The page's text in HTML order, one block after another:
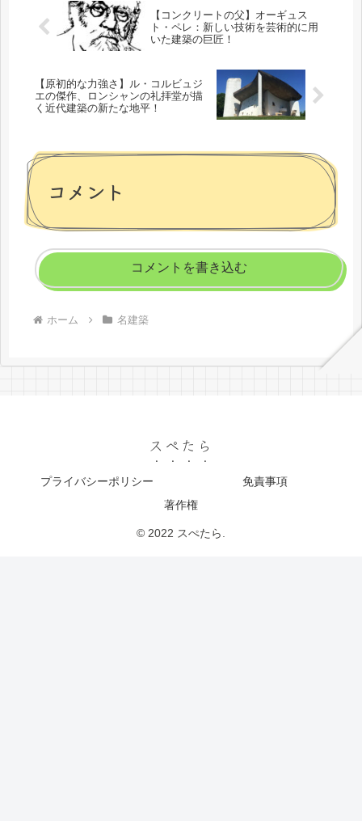
【コンクリートの父】オーギュス
ト・ペレ：新しい技術を芸術的に用
いた建築の巨匠！
【原初的な力強さ】ル・コルビュジ
エの傑作、ロンシャンの礼拝堂が描
く近代建築の新たな地平！
コメント
コメントを書き込む
ホーム 名建築
スぺたら
プライバシーポリシー
免責事項
著作権
© 2022 スぺたら.